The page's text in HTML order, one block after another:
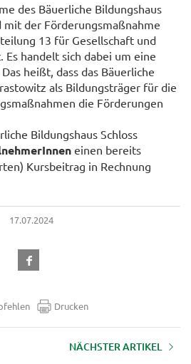
des Bäuerliche Bildungshaus
mit der Förderungsmaßnahme
13 für Gesellschaft und
handelt sich dabei um eine
heißt, dass das Bäuerliche
als Bildungsträger für die
die Förderungen
Bildungshaus Schloss
einen bereits
Kursbeitrag in Rechnung
17.07.2024
Drucken
NÄCHSTER ARTIKEL